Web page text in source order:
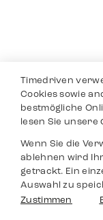
Timedriven
Cookies sowie
bestmögliche
lesen Sie unsere
Wenn Sie die
ablehnen wird
getrackt. Ein
Auswahl zu
Zustimmen